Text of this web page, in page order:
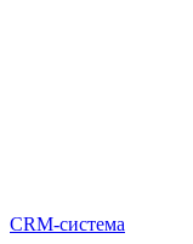
CRM-система